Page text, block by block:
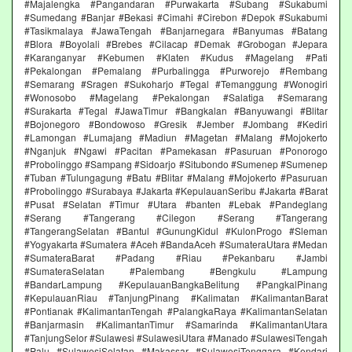
#Majalengka #Pangandaran #Purwakarta #Subang #Sukabumi
#Sumedang #Banjar #Bekasi #Cimahi #Cirebon #Depok #Sukabumi
#Tasikmalaya #JawaTengah #Banjarnegara #Banyumas #Batang
#Blora #Boyolali #Brebes #Cilacap #Demak #Grobogan #Jepara
#Karanganyar #Kebumen #Klaten #Kudus #Magelang #Pati
#Pekalongan #Pemalang #Purbalingga #Purworejo #Rembang
#Semarang #Sragen #Sukoharjo #Tegal #Temanggung #Wonogiri
#Wonosobo #Magelang #Pekalongan #Salatiga #Semarang
#Surakarta #Tegal #JawaTimur #Bangkalan #Banyuwangi #Blitar
#Bojonegoro #Bondowoso #Gresik #Jember #Jombang #Kediri
#Lamongan #Lumajang #Madiun #Magetan #Malang #Mojokerto
#Nganjuk #Ngawi #Pacitan #Pamekasan #Pasuruan #Ponorogo
#Probolinggo #Sampang #Sidoarjo #Situbondo #Sumenep #Sumenep
#Tuban #Tulungagung #Batu #Blitar #Malang #Mojokerto #Pasuruan
#Probolinggo #Surabaya #Jakarta #KepulauanSeribu #Jakarta #Barat
#Pusat #Selatan #Timur #Utara #banten #Lebak #Pandeglang
#Serang #Tangerang #Cilegon #Serang #Tangerang
#TangerangSelatan #Bantul #GunungKidul #KulonProgo #Sleman
#Yogyakarta #Sumatera #Aceh #BandaAceh #SumateraUtara #Medan
#SumateraBarat #Padang #Riau #Pekanbaru #Jambi
#SumateraSelatan #Palembang #Bengkulu #Lampung
#BandarLampung #KepulauanBangkaBelitung #PangkalPinang
#KepulauanRiau #TanjungPinang #Kalimatan #KalimantanBarat
#Pontianak #KalimantanTengah #PalangkaRaya #KalimantanSelatan
#Banjarmasin #KalimantanTimur #Samarinda #KalimantanUtara
#TanjungSelor #Sulawesi #SulawesiUtara #Manado #SulawesiTengah